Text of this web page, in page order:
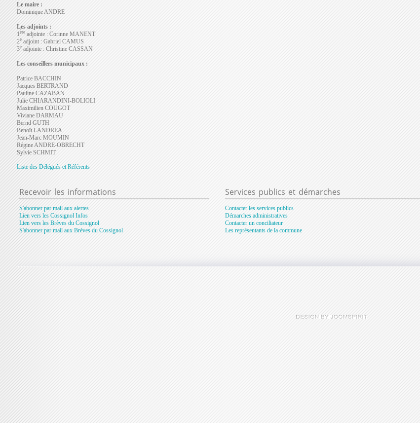
Le maire :
Dominique ANDRE
Les adjoints :
1èreadjointe : Corinne MANENT
2eadjoint : Gabriel CAMUS
3eadjointe : Christine CASSAN
Les conseillers municipaux :
Patrice BACCHIN
Jacques BERTRAND
Pauline CAZABAN
Julie CHIARANDINI-BOLIOLI
Maximilien COUGOT
Viviane DARMAU
Bernd GUTH
Benoît LANDREA
Jean-Marc MOUMIN
Régine ANDRE-OBRECHT
Sylvie SCHMIT
Liste des Délégués et Référents
Recevoirles informations
S'abonner par mail aux alertes
Lien vers les Cossignol Infos
Lien vers les Brèves du Cossignol
S'abonner par mail aux Bréves du Cossignol
Services publics et démarches
Contacter les services publics
Démarches administratives
Contacter un conciliateur
Les représentants de la commune